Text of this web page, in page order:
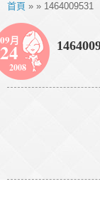
首頁 » » 1464009531
09月
24
2008